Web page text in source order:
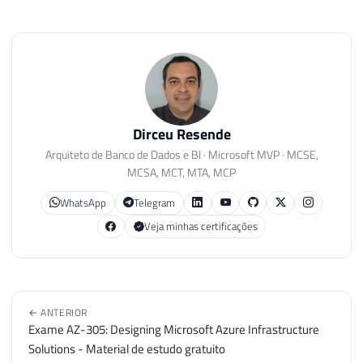
Dirceu Resende
Arquiteto de Banco de Dados e BI · Microsoft MVP · MCSE,
MCSA, MCT, MTA, MCP
WhatsApp
Telegram
Veja minhas certificações
← ANTERIOR
Exame AZ-305: Designing Microsoft Azure Infrastructure
Solutions - Material de estudo gratuito